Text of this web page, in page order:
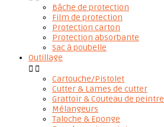
Bâche de protection
Film de protection
Protection carton
Protection absorbante
Sac à poubelle
Outillage
 
Cartouche/Pistolet
Cutter & Lames de cutter
Grattoir & Couteau de peintre
Mélangeurs
Taloche & Eponge